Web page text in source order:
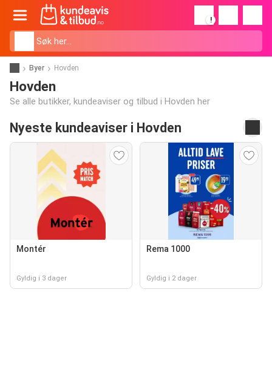
!
Byer Hovden
Hovden
Se alle butikker, kundeaviser og tilbud i Hovden her
Nyeste kundeaviser i Hovden
Montér
Gyldig i 3 dager
Rema 1000
Gyldig i 2 dager